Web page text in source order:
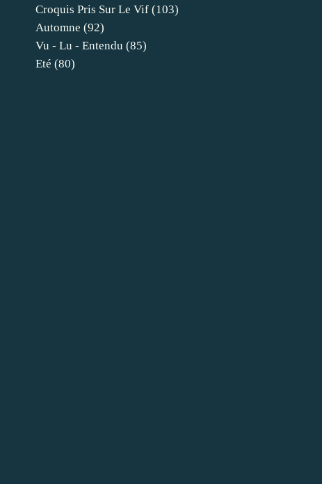
Croquis Pris Sur Le Vif (103)
Automne (92)
Vu - Lu - Entendu (85)
Eté (80)